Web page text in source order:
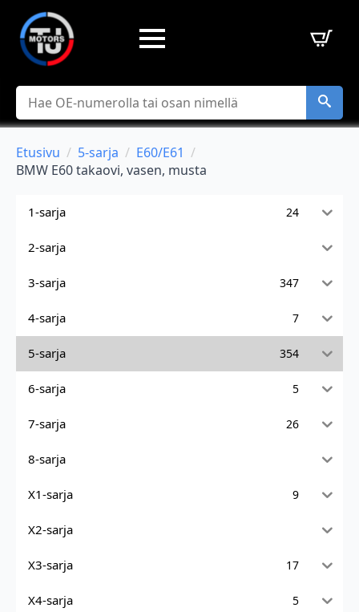
Hae
Etusivu 5-sarja
E60/E61
BMW E60 takaovi, vasen, musta
1-sarja 24
2-sarja
3-sarja 347
4-sarja 7
5-sarja 354
6-sarja 5
7-sarja 26
8-sarja
X1-sarja 9
X2-sarja
X3-sarja 17
X4-sarja 5